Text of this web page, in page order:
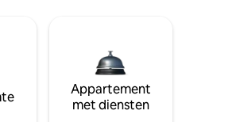
Appartement
met diensten